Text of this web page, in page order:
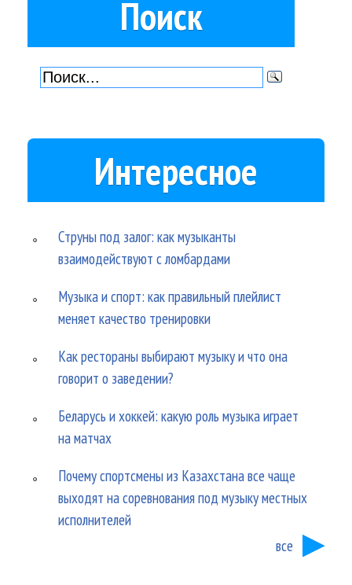
Поиск
Интересное
Струны под залог: как музыканты
взаимодействуют с ломбардами
Музыка и спорт: как правильный плейлист
меняет качество тренировки
Как рестораны выбирают музыку и что она
говорит о заведении?
Беларусь и хоккей: какую роль музыка играет
на матчах
Почему спортсмены из Казахстана все чаще
выходят на соревнования под музыку местных
исполнителей
все